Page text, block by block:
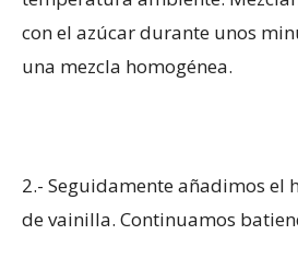
con el azúcar durante unos
una mezcla homogénea.
2.- Seguidamente añadimos el
de vainilla. Continuamos